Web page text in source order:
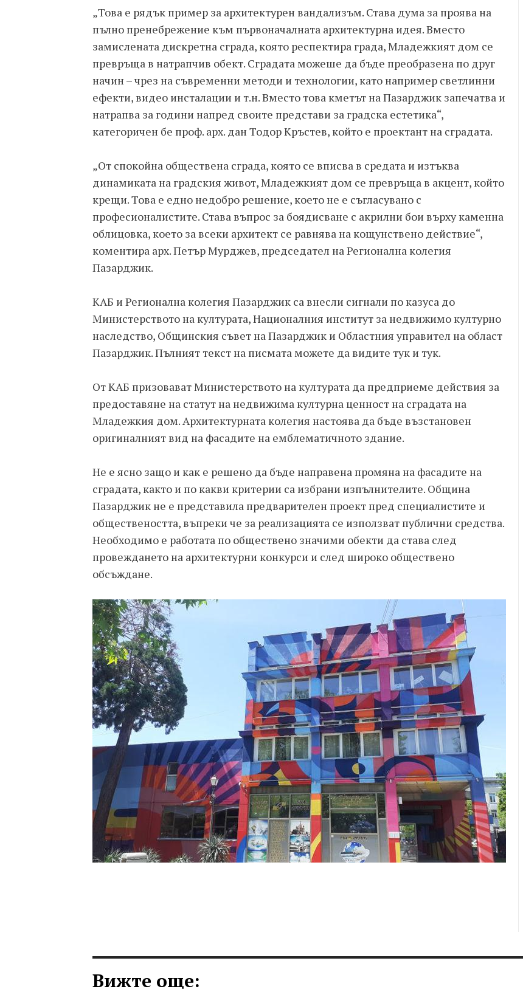
„Това е рядък пример за архитектурен вандализъм. Става дума за проява на
пълно пренебрежение към първоначалната архитектурна идея. Вместо
замислената дискретна сграда, която респектира града, Младежкият дом се
превръща в натрапчив обект. Сградата можеше да бъде преобразена по друг
начин – чрез на съвременни методи и технологии, като например светлинни
ефекти, видео инсталации и т.н. Вместо това кметът на Пазарджик запечатва и
натрапва за години напред своите представи за градска естетика“,
категоричен бе проф. арх. дан Тодор Кръстев, който е проектант на сградата.
„От спокойна обществена сграда, която се вписва в средата и изтъква
динамиката на градския живот, Младежкият дом се превръща в акцент, който
крещи. Това е едно недобро решение, което не е съгласувано с
професионалистите. Става въпрос за боядисване с акрилни бои върху каменна
облицовка, което за всеки архитект се равнява на кощунствено действие“,
коментира арх. Петър Мурджев, председател на Регионална колегия
Пазарджик.
КАБ и Регионална колегия Пазарджик са внесли сигнали по казуса до
Министерството на културата, Националния институт за недвижимо културно
наследство, Общинския съвет на Пазарджик и Областния управител на област
Пазарджик. Пълният текст на писмата можете да видите тук и тук.
От КАБ призовават Министерството на културата да предприеме действия за
предоставяне на статут на недвижима културна ценност на сградата на
Младежкия дом. Архитектурната колегия настоява да бъде възстановен
оригиналният вид на фасадите на емблематичното здание.
Не е ясно защо и как е решено да бъде направена промяна на фасадите на
сградата, както и по какви критерии са избрани изпълнителите. Община
Пазарджик не е представила предварителен проект пред специалистите и
обществеността, въпреки че за реализацията се използват публични средства.
Необходимо е работата по обществено значими обекти да става след
провеждането на архитектурни конкурси и след широко обществено
обсъждане.
Вижте още: